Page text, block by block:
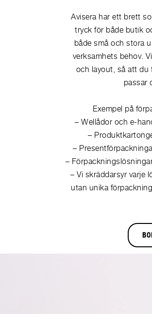
Avisera har ett brett
tryck för både butik
både små och stora
verksamhets behov.
och layout, så att du
passar
Exempel på
– Wellådor och e-
–
–
–
– Vi skräddarsyr varje
utan unika